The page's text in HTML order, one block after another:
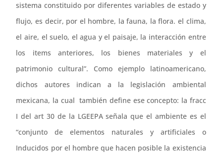
sistema constituido por diferentes variables de estado y
flujo, es decir, por el hombre, la fauna, la flora. el clima,
el aire, el suelo, el agua y el paisaje, la interacción entre
los items anteriores, los bienes materiales y el
patrimonio cultural”. Como ejemplo latinoamericano,
dichos autores indican a la legislación ambiental
mexicana, la cual también define ese concepto: la fracc
I del art 30 de la LGEEPA señala que el ambiente es el
“conjunto de elementos naturales y artificiales o
Inducidos por el hombre que hacen posible la existencia